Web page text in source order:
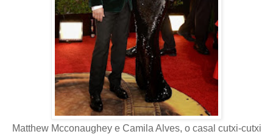
Matthew Mcconaughey e Camila Alves, o casal cutxi-cutxi